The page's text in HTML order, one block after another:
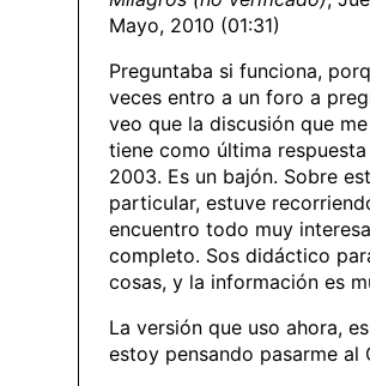
Mayo, 2010 (01:31)
Preguntaba si funciona,
veces entro a un foro a
veo que la discusión que
tiene como última
2003. Es un bajón. Sobre
particular, estuve
encuentro todo muy
completo. Sos didáctico
cosas, y la información es
La versión que uso ahora,
estoy pensando pasarme al